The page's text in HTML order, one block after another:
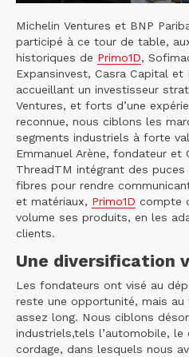
Michelin Ventures et BNP
participé à ce tour de table,
historiques de Primo1D,
Expansinvest, Casra Capital et
accueillant un investisseur
Ventures, et forts d’une
reconnue, nous ciblons les
segments industriels à forte
Emmanuel Arène, fondateur et
ThreadTM intégrant des
fibres pour rendre
et matériaux, Primo1D compte
volume ses produits, en les
clients.
Une diversification
Les fondateurs ont visé au
reste une opportunité, mais
assez long. Nous ciblons
industriels,tels l’automobile, le
cordage, dans lesquels nous